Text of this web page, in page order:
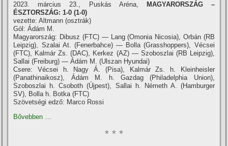
2023. március 23., Puskás Aréna,
MAGYARORSZÁG –
ÉSZTORSZÁG: 1-0 (1-0)
vezette: Altmann (osztrák)
Gól: Ádám M.
Magyarország: Dibusz (FTC) — Lang (Omonia Nicosia), Orbán (RB
Leipzig), Szalai At. (Fenerbahce) — Bolla (Grasshoppers), Vécsei
(FTC), Kalmár Zs. (DAC), Kerkez (AZ) — Szoboszlai (RB Leipzig),
Sallai (Freiburg) — Ádám M. (Ulszan Hyundai)
Csere: Vécsei h. Nagy Á. (Pisa), Kalmár Zs. h. Kleinheisler
(Panathinaikosz), Ádám M. h. Gazdag (Philadelphia Union),
Szoboszlai h. Csoboth (Újpest), Sallai h. Németh A. (Hamburger
SV), Bolla h. Botka (FTC)
Szövetségi edző: Marco Rossi
Bővebben …
* * *